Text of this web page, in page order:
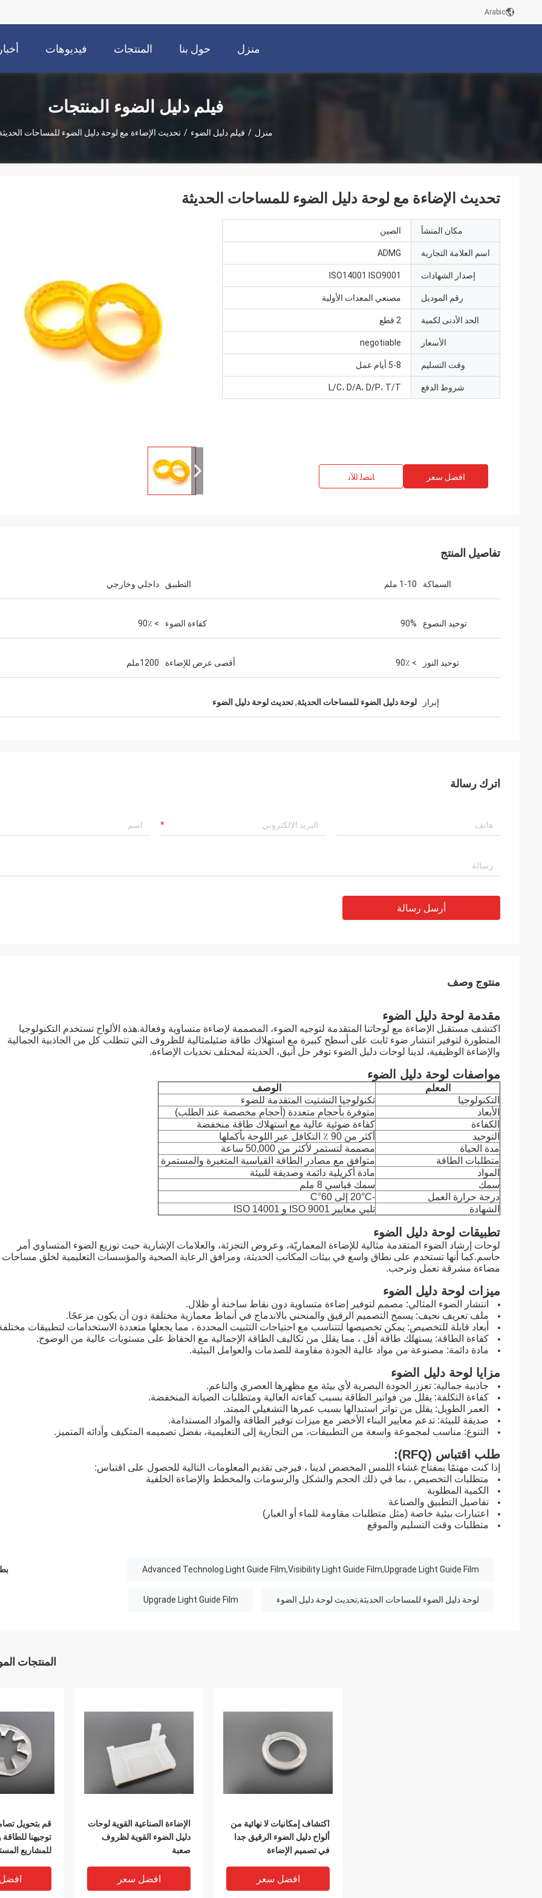
Arabic
منزل حول بنا المنتجات فيديوهات
فيلم دليل الضوء المنتجات
منزل / فيلم دليل الضوء / تحديث الإضاءة مع لوحة دليل الضوء للمساحات
تحديث الإضاءة مع لوحة دليل الضوء للمساحات الحديثة
مكان المنشأ الصين
اسم العلامة التجارية ADMG
إصدار الشهادات ISO14001 ISO9001
رقم الموديل مصنعي المعدات الأولية
الحد الأدنى لكمية 2 قطع
الأسعار negotiable
وقت التسليم 5-8 أيام عمل
شروط الدفع L/C، D/A، D/P، T/T
افضل سعر ﺎﺘﺼﻟ ﺍﻶﻧ
تفاصيل المنتج
السماكة 1-10 ملم التطبيق داخلي وخارجي
توحيد النصوع 90% كفاءة الضوء > 90٪
توحيد النور > 90٪ أقصى عرض للإضاءة 1200ملم
إبراز لوحة دليل الضوء للمساحات الحديثة,تحديث لوحة دليل الضوء
اترك رسالة
أرسل رسالة
منتوج وصف
مقدمة لوحة دليل الضوء
اكتشف مستقبل الإضاءة مع لوحاتنا المتقدمة لتوجيه الضوء، المصممة لإضاءة متساوية وفعالة.هذه الألواح تستخدم التكنولوجيا
المتطورة لتوفير انتشار ضوء ثابت على أسطح كبيرة مع استهلاك طاقة ضئيلمثالية للظروف التي تتطلب كل من الجاذبية الجمالية
والإضاءة الوظيفية، لدينا لوحات دليل الضوء توفر حل أنيق، الحديثة لمختلف تحديات الإضاءة.
مواصفات لوحة دليل الضوء
المعلم
الوصف
التكنولوجيا
تكنولوجيا التشتيت المتقدمة للضوء
الأبعاد
متوفرة بأحجام متعددة (أحجام مخصصة عند الطلب)
الكفاءة
كفاءة ضوئية عالية مع استهلاك طاقة منخفضة
التوحيد
أكثر من 90 ٪ التكافل عبر اللوحة بأكملها
مدة الحياة
مصممة لتستمر لأكثر من 50,000 ساعة
متطلبات الطاقة
متوافق مع مصادر الطاقة القياسية المتغيرة والمستمرة
المواد
مادة أكريلية دائمة وصديقة للبيئة
سمك
سمك قياسي 8 ملم
درجة حرارة العمل
-20°C إلى 60°C
الشهادة
تلبي معايير ISO 9001 و ISO 14001
تطبيقات لوحة دليل الضوء
لوحات إرشاد الضوء المتقدمة مثالية للإضاءة المعماريّة، وعروض التجزئة، والعلامات الإشارية حيث توزيع الضوء المتساوي أمر
حاسم.كما أنها تستخدم على نطاق واسع في بيئات المكاتب الحديثة، ومرافق الرعاية الصحية والمؤسسات التعليمية لخلق مساحات
مضاءة مشرقة تعمل وترحب.
ميزات لوحة دليل الضوء
انتشار الضوء المثالي: مصمم لتوفير إضاءة متساوية دون نقاط ساخنة أو ظلال.
ملف تعريف نحيف: يسمح التصميم الرقيق والمنحني بالاندماج في أنماط معمارية مختلفة دون أن يكون مزعجًا.
أبعاد قابلة للتخصيص: يمكن تخصيصها لتتناسب مع احتياجات التثبيت المحددة ، مما يجعلها متعددة الاستخدامات لتطبيقات
كفاءة الطاقة: يستهلك طاقة أقل ، مما يقلل من تكاليف الطاقة الإجمالية مع الحفاظ على مستويات عالية من الوضوح.
مادة دائمة: مصنوعة من مواد عالية الجودة مقاومة للصدمات والعوامل البيئية.
مزايا لوحة دليل الضوء
جاذبية جمالية: تعزز الجودة البصرية لأي بيئة مع مظهرها العصري والناعم.
كفاءة التكلفة: يقلل من فواتير الطاقة بسبب كفاءته العالية ومتطلبات الصيانة المنخفضة.
العمر الطويل: يقلل من تواتر استبدالها بسبب عمرها التشغيلي الممتد.
صديقة للبيئة: تدعم معايير البناء الأخضر مع ميزات توفير الطاقة والمواد المستدامة.
التنوع: مناسب لمجموعة واسعة من التطبيقات، من التجارية إلى التعليمية، بفضل تصميمه المتكيف وأدائه المتميز.
طلب اقتباس (RFQ):
إذا كنت مهتمًا بمفتاح غشاء اللمس المخصص لدينا ، فيرجى تقديم المعلومات التالية للحصول على اقتباس:
متطلبات التخصيص ، بما في ذلك الحجم والشكل والرسومات والمخطط والإضاءة الخلفية
الكمية المطلوبة
تفاصيل التطبيق والصناعة
اعتبارات بيئية خاصة (مثل متطلبات مقاومة للماء أو الغبار)
متطلبات وقت التسليم والموقع
Advanced Technolog Light Guide Film,Visibility Light Guide Film,Upgrade Light Guide Film
لوحة دليل الضوء للمساحات الحديثة,تحديث لوحة دليل الضوء Upgrade Light Guide Film
المنتجات
قم بتحويل
توجيهنا
للمشاريع
الإضاءة الصناعية القوية لوحات
دليل الضوء القوية لظروف
صعبة
افضل سعر
اكتشاف إمكانيات لا نهائية من
ألواح دليل الضوء الرقيق جدا
في تصميم الإضاءة
افضل سعر